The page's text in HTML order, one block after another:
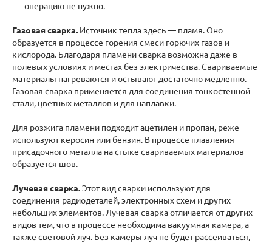
операцию не нужно.
Газовая сварка. Источник тепла здесь — пламя. Оно
образуется в процессе горения смеси горючих газов и
кислорода. Благодаря пламени сварка возможна даже в
полевых условиях и местах без электричества. Свариваемые
материалы нагреваются и остывают достаточно медленно.
Газовая сварка применяется для соединения тонкостенной
стали, цветных металлов и для наплавки.
Для розжига пламени подходит ацетилен и пропан, реже
используют керосин или бензин. В процессе плавления
присадочного металла на стыке свариваемых материалов
образуется шов.
Лучевая сварка.Этот вид сварки используют для
соединения радиодеталей, электронных схем и других
небольших элементов. Лучевая сварка отличается от других
видов тем, что в процессе необходима вакуумная камера, а
также световой луч. Без камеры луч не будет рассеиваться,